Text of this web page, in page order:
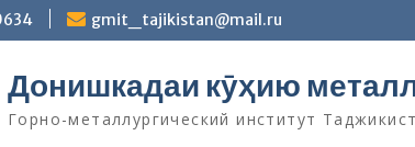
gmit_tajikistan@mail.ru
Донишкадаи кӯҳию
Горно-металлургический институт